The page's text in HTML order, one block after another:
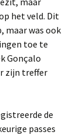
het veld. Dit
maar was ook
toe te
Gonçalo
zijn treffer
de
passes